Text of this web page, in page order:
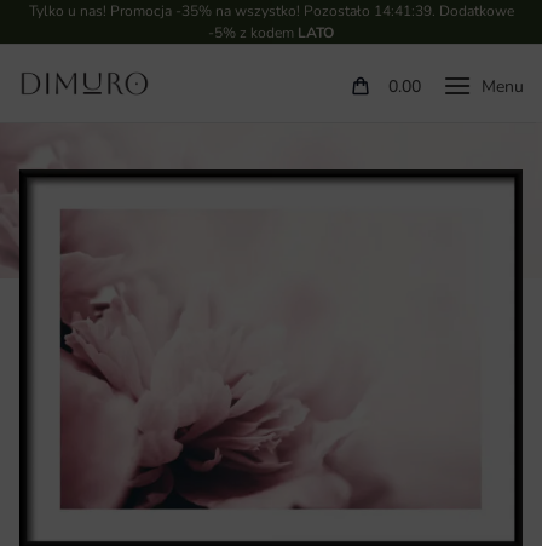
Tylko u nas! Promocja -35% na wszystko! Pozostało 14:41:38. Dodatkowe
-5% z kodem LATO
0.00